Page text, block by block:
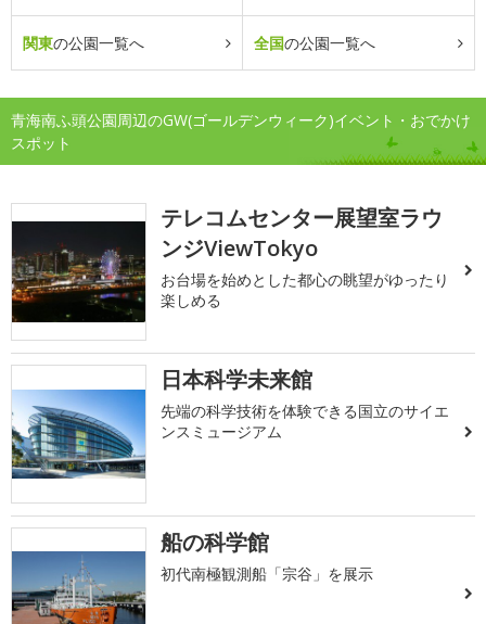
関東の公園一覧へ 全国の公園一覧へ
青海南ふ頭公園周辺のGW(ゴールデンウィーク)イベント・おでかけ
スポット
テレコムセンター展望室ラウ
ンジViewTokyo
お台場を始めとした都心の眺望がゆったり
楽しめる
日本科学未来館
先端の科学技術を体験できる国立のサイエ
ンスミュージアム
船の科学館
初代南極観測船「宗谷」を展示